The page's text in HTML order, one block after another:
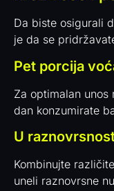
Da biste osigurali
je da se
Pet porcija
Za optimalan
dan konzumirate
U
Kombinujte
uneli raznovrsne